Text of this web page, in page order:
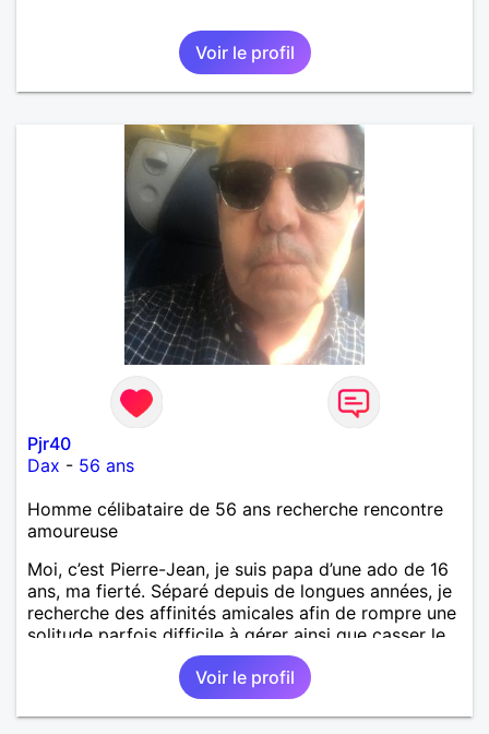
Voir le profil
Pjr40
Dax - 56 ans
Homme célibataire de 56 ans recherche rencontre
amoureuse
Moi, c’est Pierre-Jean, je suis papa d’une ado de 16
ans, ma fierté. Séparé depuis de longues années, je
recherche des affinités amicales afin de rompre une
solitude parfois difficile à gérer ainsi que casser le
vague à l’âme. L’amitié reste extrêmement
importante à mes yeux mais peut se décliner en des
sentiments plus puissants. « Le temps fera son
œuvre » disait Arthur Schopenhauer, philosophe
Voir le profil